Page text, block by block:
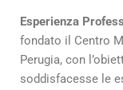
Esperienza
fondato il Centro
Perugia, con
soddisfacesse le